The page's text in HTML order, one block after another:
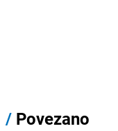
/ Povezano